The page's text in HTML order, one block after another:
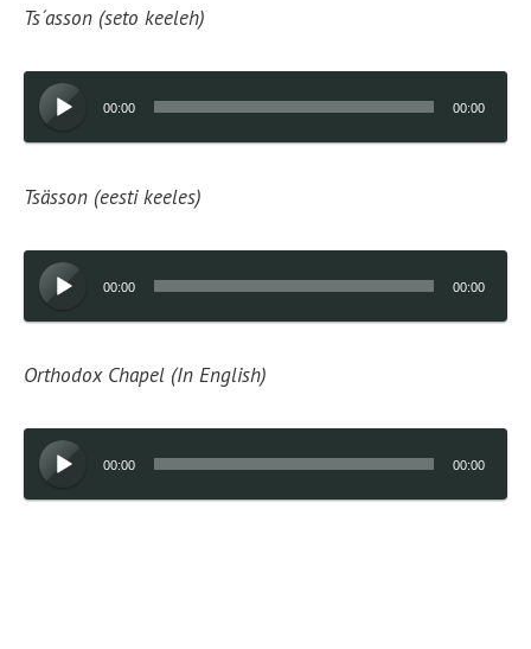
Ts´asson (seto keeleh)
Audioesitaja
00:00 00:00
Tsässon (eesti keeles)
Audioesitaja
00:00 00:00
Orthodox Chapel (In English)
Audioesitaja
00:00 00:00